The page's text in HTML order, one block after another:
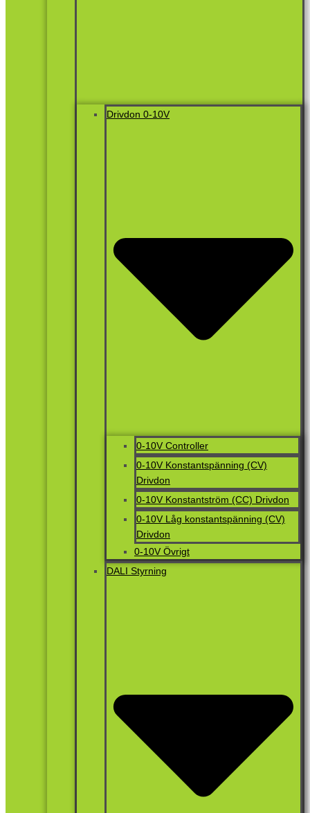
Drivdon 0-10V
0-10V Controller
0-10V Konstantspänning (CV)
Drivdon
0-10V Konstantström (CC) Drivdon
0-10V Låg konstantspänning (CV)
Drivdon
0-10V Övrigt
DALI Styrning